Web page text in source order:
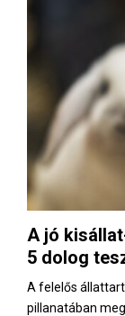
A jó
5 dolog
A felelős
pillanatában